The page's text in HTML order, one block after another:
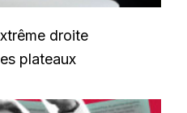
droite
plateaux